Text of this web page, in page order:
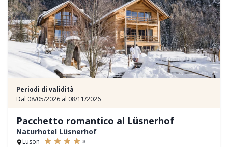
Periodi di validità
Dal 08/05/2026 al 08/11/2026
Pacchetto romantico al Lüsnerhof
Naturhotel Lüsnerhof
Luson s